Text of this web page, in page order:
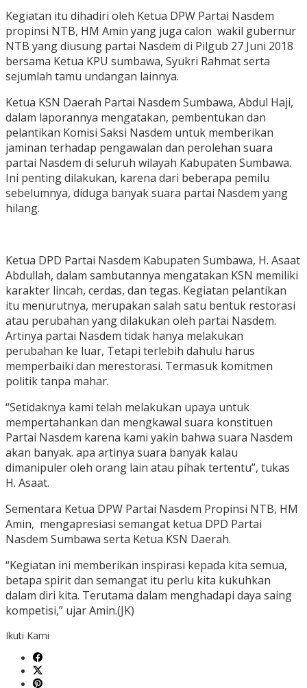
Kegiatan itu dihadiri oleh Ketua DPW Partai Nasdem
propinsi NTB, HM Amin yang juga calon wakil gubernur
NTB yang diusung partai Nasdem di Pilgub 27 Juni 2018
bersama Ketua KPU sumbawa, Syukri Rahmat serta
sejumlah tamu undangan lainnya.
Ketua KSN Daerah Partai Nasdem Sumbawa, Abdul Haji,
dalam laporannya mengatakan, pembentukan dan
pelantikan Komisi Saksi Nasdem untuk memberikan
jaminan terhadap pengawalan dan perolehan suara
partai Nasdem di seluruh wilayah Kabupaten Sumbawa.
Ini penting dilakukan, karena dari beberapa pemilu
sebelumnya, diduga banyak suara partai Nasdem yang
hilang.
Ketua DPD Partai Nasdem Kabupaten Sumbawa, H. Asaat
Abdullah, dalam sambutannya mengatakan KSN memiliki
karakter lincah, cerdas, dan tegas. Kegiatan pelantikan
itu menurutnya, merupakan salah satu bentuk restorasi
atau perubahan yang dilakukan oleh partai Nasdem.
Artinya partai Nasdem tidak hanya melakukan
perubahan ke luar, Tetapi terlebih dahulu harus
memperbaiki dan merestorasi. Termasuk komitmen
politik tanpa mahar.
“Setidaknya kami telah melakukan upaya untuk
mempertahankan dan mengkawal suara konstituen
Partai Nasdem karena kami yakin bahwa suara Nasdem
akan banyak. apa artinya suara banyak kalau
dimanipuler oleh orang lain atau pihak tertentu”, tukas
H. Asaat.
Sementara Ketua DPW Partai Nasdem Propinsi NTB, HM
Amin, mengapresiasi semangat ketua DPD Partai
Nasdem Sumbawa serta Ketua KSN Daerah.
“Kegiatan ini memberikan inspirasi kepada kita semua,
betapa spirit dan semangat itu perlu kita kukuhkan
dalam diri kita. Terutama dalam menghadapi daya saing
kompetisi,” ujar Amin.(JK)
Ikuti Kami